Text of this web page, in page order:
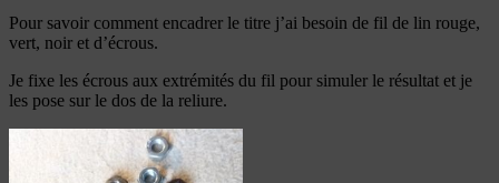
Pour savoir comment encadrer le titre j’ai besoin de fil de lin rouge,
vert, noir et d’écrous.
Je fixe les écrous aux extrémités du fil pour simuler le résultat et je
les pose sur le dos de la reliure.